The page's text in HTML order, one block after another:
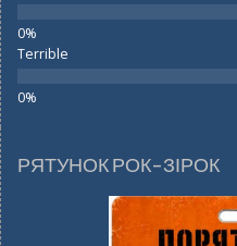
Terrible
РЯТУНОК РОК-ЗІРОК